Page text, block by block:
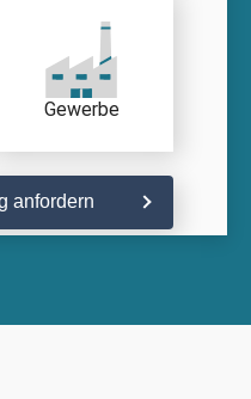
Gewerbe
anfordern